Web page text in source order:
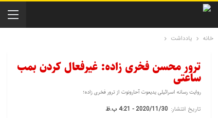
خانه یادداشت
ترور محسن فخری زاده: غیرفعال کردن بمب
ساعتی
روایت رسانه اسرائیلی یدیعوت آحارونوت از ترور فخری زاده؛
تاریخ انتشار: 2020/11/30 - 4:21 ب.ظ